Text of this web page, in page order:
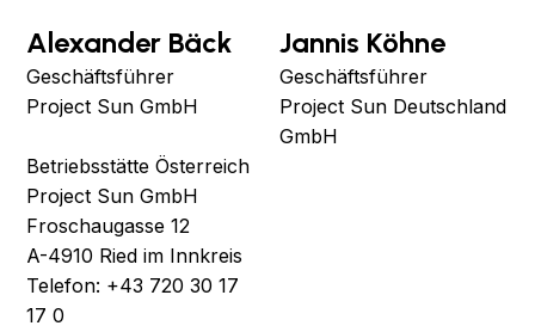
Alexander Bäck
Geschäftsführer
Project Sun GmbH
Betriebsstätte Österreich
Project Sun GmbH
Froschaugasse 12
A-4910 Ried im Innkreis
Telefon: +43 720 30 17
17 0‍
Jannis Köhne
Geschäftsführer
Project Sun Deutschland
GmbH